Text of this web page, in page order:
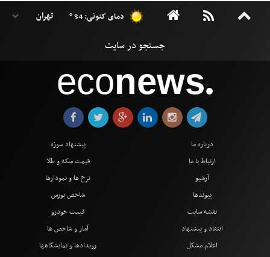
دمای کنونی: 34 °
econews●
درباره ما
ارتباط با ما
آرشیو
پیوندها
نقشه سایت
انتقاد و پیشنهاد
اعلام مشکل
پیشنهاد سوژه
قیمت سکه و طلا
نرخ ها و نمودارها
شاخص بورس
قیمت خودرو
آمار و شاخص ها
رویدادها و نمایشگاهها